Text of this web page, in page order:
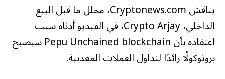
يناقش Cryptonews.com، محلل ما قبل البيع
الداخلي، Crypto Arjay، في الفيديو أدناه سبب
اعتقاده بأن Pepu Unchained blockchain سيصبح
بروتوكولًا رائدًا لتداول العملات المعدنية.